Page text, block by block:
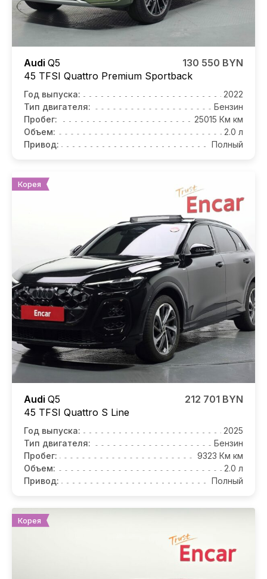
Audi Q5
45 TFSI Quattro Premium Sportback
130 550 BYN
Год выпуска:
2022
Тип двигателя:
Бензин
Пробег:
25015 Км км
Объем:
2.0 л
Привод:
Полный
Корея
Audi Q5
45 TFSI Quattro S Line
212 701 BYN
Год выпуска:
2025
Тип двигателя:
Бензин
Пробег:
9323 Км км
Объем:
2.0 л
Привод:
Полный
Корея